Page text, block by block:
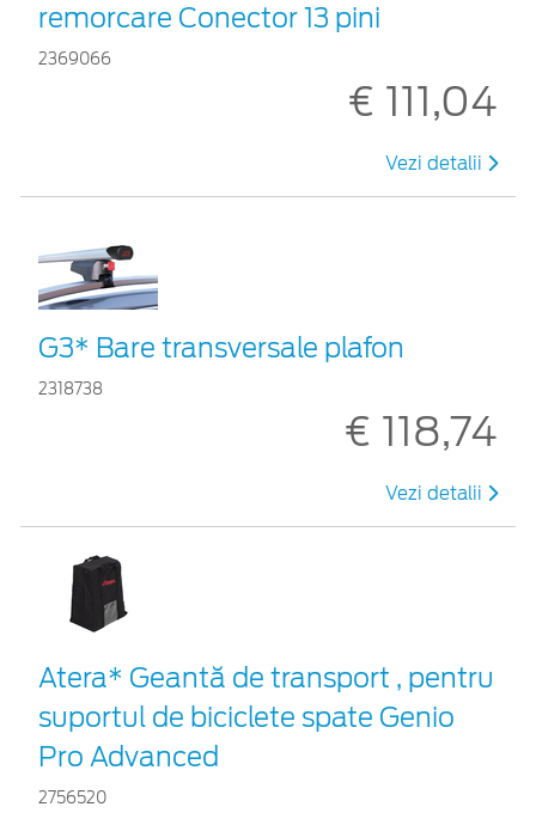
remorcare Conector 13 pini
2369066
€ 111,04
Vezi detalii
G3* Bare transversale plafon
2318738
€ 118,74
Vezi detalii
Atera* Geantă de transport , pentru
suportul de biciclete spate Genio
Pro Advanced
2756520